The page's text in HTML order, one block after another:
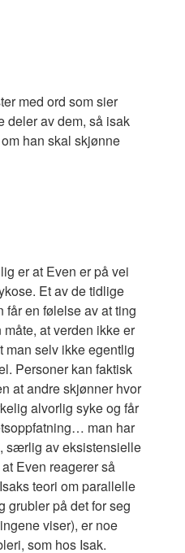
med ord som sier
deler av dem, så isak
han skal skjønne
er at Even er på vei
Et av de tidlige
får en følelse av at ting
at verden ikke er
man selv ikke egentlig
Personer kan faktisk
at andre skjønner hvor
alvorlig syke og får
man har
særlig av eksistensielle
Even reagerer så
teori om parallelle
grubler på det for seg
viser), er noe
som hos Isak.